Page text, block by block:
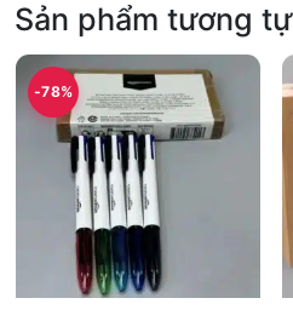
Sản phẩm tương tự
-78%